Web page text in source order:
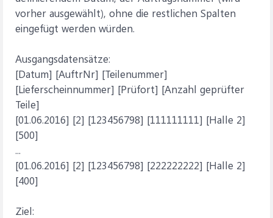
vorher ausgewählt), ohne die restlichen Spalten
eingefügt werden würden.
Ausgangsdatensätze:
[Datum] [AuftrNr] [Teilenummer]
[Lieferscheinnummer] [Prüfort] [Anzahl geprüfter
Teile]
[01.06.2016] [2] [123456798] [111111111] [Halle 2]
[500]
...
[01.06.2016] [2] [123456798] [222222222] [Halle 2]
[400]
Ziel: